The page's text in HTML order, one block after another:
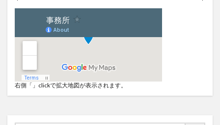
右側「」clickで拡大地図が表示されます。